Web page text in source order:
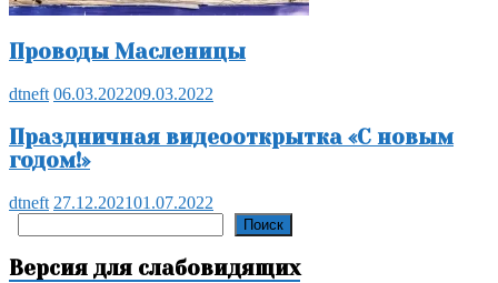
Проводы Масленицы
dtneft 06.03.202209.03.2022
Праздничная видеооткрытка «С новым
годом!»
dtneft 27.12.202101.07.2022
Поиск
Версия для слабовидящих